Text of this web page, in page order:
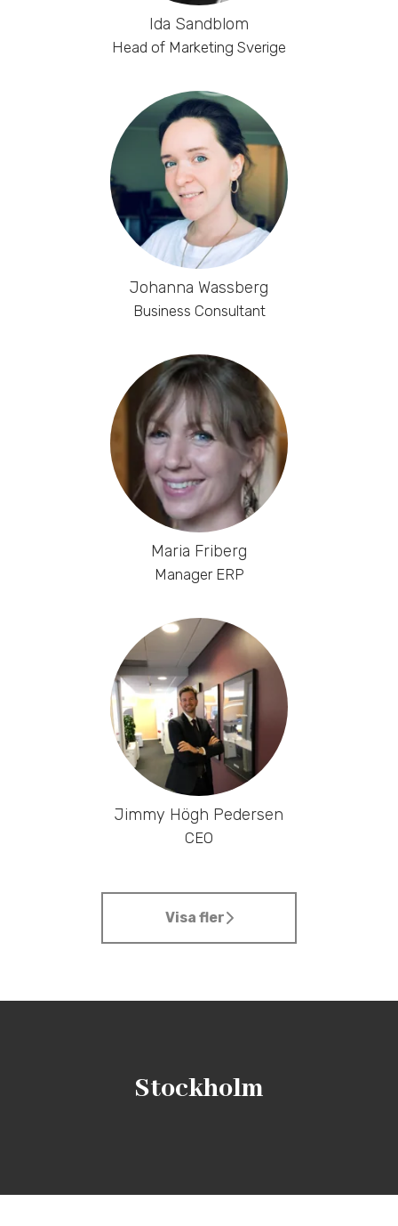
Ida Sandblom
Head of Marketing Sverige
Johanna Wassberg
Business Consultant
Maria Friberg
Manager ERP
Jimmy Högh Pedersen
CEO
Visa fler
Stockholm